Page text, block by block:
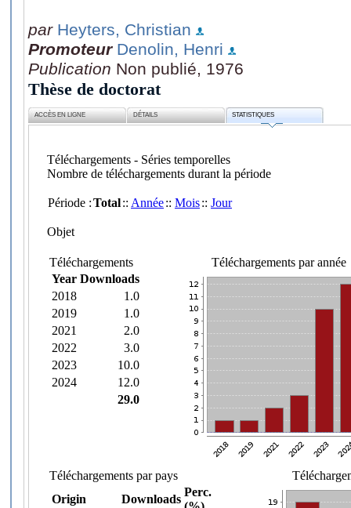
par Heyters, Christian
Promoteur Denolin, Henri
Publication Non publié, 1976
Thèse de doctorat
ACCÈS EN LIGNE DÉTAILS STATISTIQUES